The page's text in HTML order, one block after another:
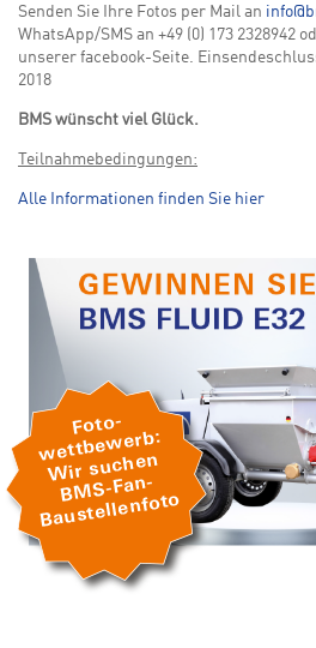
Senden Sie Ihre Fotos per Mail an
WhatsApp/SMS an +49 (0) 173 2328942
unserer facebook-Seite.
2018
BMS wünscht viel Glück.
Teilnahmebedingungen:
Alle Informationen finden Sie hier